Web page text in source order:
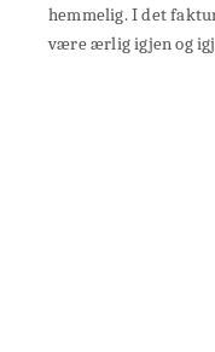
hemmelig. I det
være ærlig igjen og